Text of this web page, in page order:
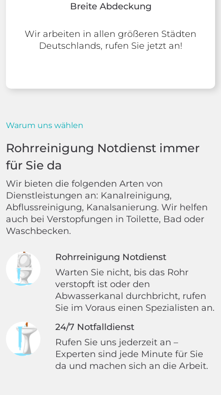
Breite Abdeckung
Wir arbeiten in allen größeren Städten
Deutschlands, rufen Sie jetzt an!
Warum uns wählen
Rohrreinigung Notdienst immer
für Sie da
Wir bieten die folgenden Arten von
Dienstleistungen an: Kanalreinigung,
Abflussreinigung, Kanalsanierung. Wir helfen
auch bei Verstopfungen in Toilette, Bad oder
Waschbecken.
Rohrreinigung Notdienst
Warten Sie nicht, bis das Rohr
verstopft ist oder den
Abwasserkanal durchbricht, rufen
Sie im Voraus einen Spezialisten an.
24/7 Notfalldienst
Rufen Sie uns jederzeit an –
Experten sind jede Minute für Sie
da und machen sich an die Arbeit.